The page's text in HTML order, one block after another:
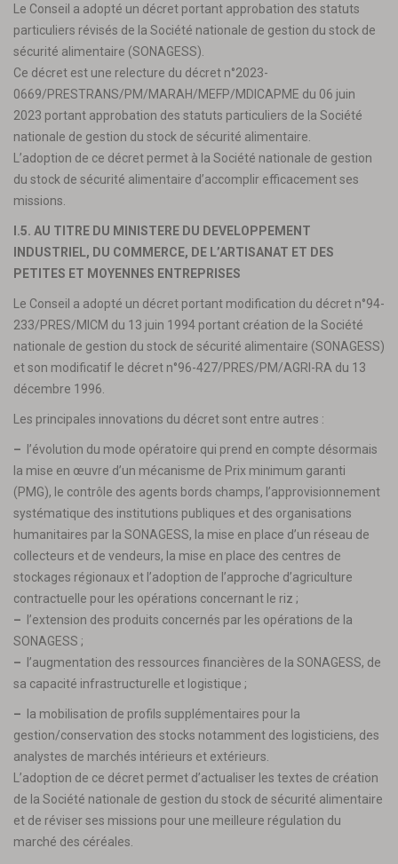
Le Conseil a adopté un décret portant approbation des statuts
particuliers révisés de la Société nationale de gestion du stock de
sécurité alimentaire (SONAGESS).
Ce décret est une relecture du décret n°2023-
0669/PRESTRANS/PM/MARAH/MEFP/MDICAPME du 06 juin
2023 portant approbation des statuts particuliers de la Société
nationale de gestion du stock de sécurité alimentaire.
L’adoption de ce décret permet à la Société nationale de gestion
du stock de sécurité alimentaire d’accomplir efficacement ses
missions.
I.5. AU TITRE DU MINISTERE DU DEVELOPPEMENT
INDUSTRIEL, DU COMMERCE, DE L’ARTISANAT ET DES
PETITES ET MOYENNES ENTREPRISES
Le Conseil a adopté un décret portant modification du décret n°94-
233/PRES/MICM du 13 juin 1994 portant création de la Société
nationale de gestion du stock de sécurité alimentaire (SONAGESS)
et son modificatif le décret n°96-427/PRES/PM/AGRI-RA du 13
décembre 1996.
Les principales innovations du décret sont entre autres :
– l’évolution du mode opératoire qui prend en compte désormais
la mise en œuvre d’un mécanisme de Prix minimum garanti
(PMG), le contrôle des agents bords champs, l’approvisionnement
systématique des institutions publiques et des organisations
humanitaires par la SONAGESS, la mise en place d’un réseau de
collecteurs et de vendeurs, la mise en place des centres de
stockages régionaux et l’adoption de l’approche d’agriculture
contractuelle pour les opérations concernant le riz ;
– l’extension des produits concernés par les opérations de la
SONAGESS ;
– l’augmentation des ressources financières de la SONAGESS, de
sa capacité infrastructurelle et logistique ;
– la mobilisation de profils supplémentaires pour la
gestion/conservation des stocks notamment des logisticiens, des
analystes de marchés intérieurs et extérieurs.
L’adoption de ce décret permet d’actualiser les textes de création
de la Société nationale de gestion du stock de sécurité alimentaire
et de réviser ses missions pour une meilleure régulation du
marché des céréales.